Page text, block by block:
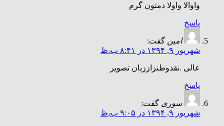
واوالا واولا دمتون گرم
پاسخ
امین گفت:
شهریور ۹, ۱۳۹۴ در ۸:۴۱ ب٫ظ
عالی .نقدوطنزاززبان تصویر
پاسخ
سوری گفت:
شهریور ۹, ۱۳۹۴ در ۹:۰۵ ب٫ظ